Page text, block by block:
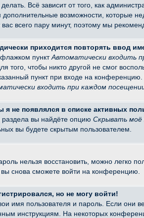
Всё зависит от того, как
дополнительные возможности, которые
вас всего пару минут, поэтому мы
приходится повторять ввод
пунктАвтоматически входить
того, чтобы никто другой не смог
пункт при входе на
входить при каждом
я не появлялся в списке активных
раздела вы найдёте опцию Скрывать моё
вы будете скрытым пользователем.
нельзя восстановить, можно легко
снова сможете войти на конференцию.
но не могу войти!
имя пользователя и пароль. Если они
инструкциям. На некоторых